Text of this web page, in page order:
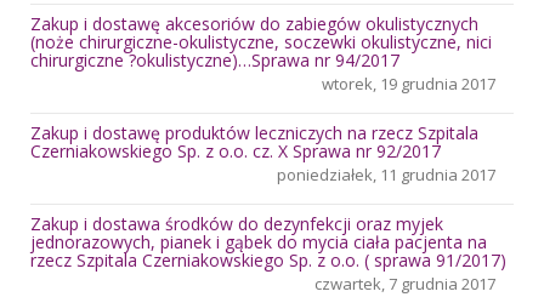
Zakup i dostawę akcesoriów do zabiegów okulistycznych
(noże chirurgiczne-okulistyczne, soczewki okulistyczne, nici
chirurgiczne ?okulistyczne)…Sprawa nr 94/2017
wtorek, 19 grudnia 2017
Zakup i dostawę produktów leczniczych na rzecz Szpitala
Czerniakowskiego Sp. z o.o. cz. X Sprawa nr 92/2017
poniedziałek, 11 grudnia 2017
Zakup i dostawa środków do dezynfekcji oraz myjek
jednorazowych, pianek i gąbek do mycia ciała pacjenta na
rzecz Szpitala Czerniakowskiego Sp. z o.o. ( sprawa 91/2017)
czwartek, 7 grudnia 2017